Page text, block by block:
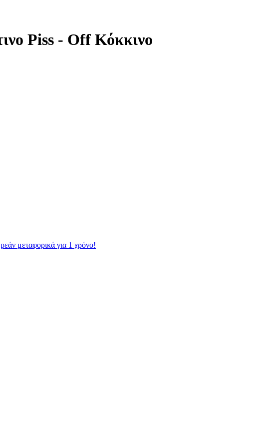
Piss - Off Κόκκινο
μεταφορικά για 1 χρόνο!